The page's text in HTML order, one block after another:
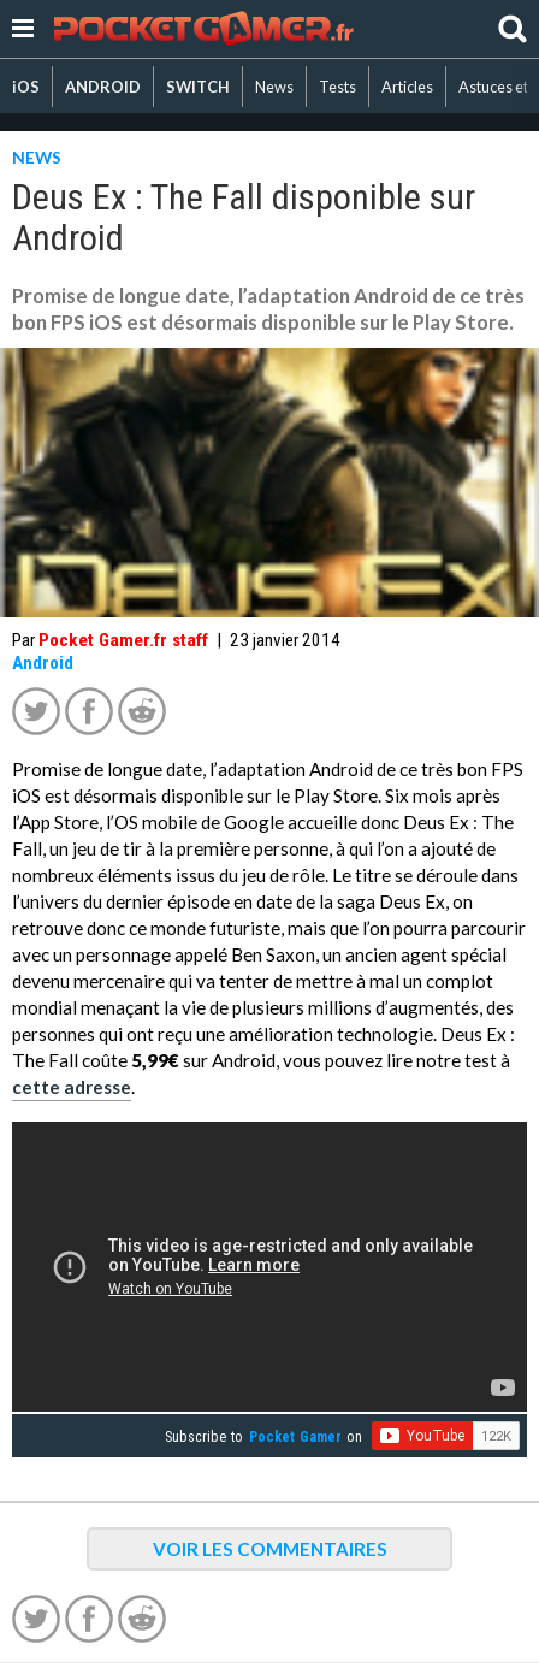
iOS ANDROID SWITCH News Tests Articles Astuces et
NEWS
Deus Ex : The Fall disponible sur
Android
Promise de longue date, l’adaptation Android de ce très
bon FPS iOS est désormais disponible sur le Play Store.
Par Pocket Gamer.fr staff | 23 janvier 2014
Android
Promise de longue date, l’adaptation Android de ce très bon FPS
iOS est désormais disponible sur le Play Store. Six mois après
l’App Store, l’OS mobile de Google accueille donc Deus Ex : The
Fall, un jeu de tir à la première personne, à qui l’on a ajouté de
nombreux éléments issus du jeu de rôle. Le titre se déroule dans
l’univers du dernier épisode en date de la saga Deus Ex, on
retrouve donc ce monde futuriste, mais que l’on pourra parcourir
avec un personnage appelé Ben Saxon, un ancien agent spécial
devenu mercenaire qui va tenter de mettre à mal un complot
mondial menaçant la vie de plusieurs millions d’augmentés, des
personnes qui ont reçu une amélioration technologie. Deus Ex :
The Fall coûte 5,99€sur Android, vous pouvez lire notre test à
cette adresse.
Subscribe to Pocket Gamer on
VOIR LES COMMENTAIRES